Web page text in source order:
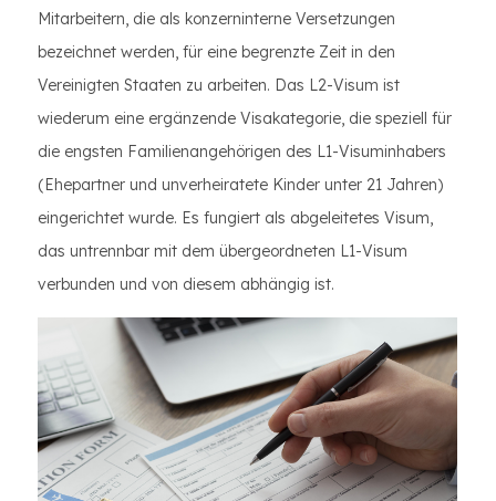
Mitarbeitern, die als konzerninterne Versetzungen
bezeichnet werden, für eine begrenzte Zeit in den
Vereinigten Staaten zu arbeiten. Das L2-Visum ist
wiederum eine ergänzende Visakategorie, die speziell für
die engsten Familienangehörigen des L1-Visuminhabers
(Ehepartner und unverheiratete Kinder unter 21 Jahren)
eingerichtet wurde. Es fungiert als abgeleitetes Visum,
das untrennbar mit dem übergeordneten L1-Visum
verbunden und von diesem abhängig ist.